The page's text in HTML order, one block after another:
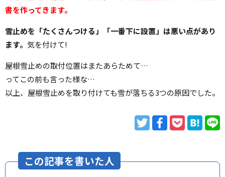
書を作ってきます。
雪止めを「たくさんつける」「一番下に設置」は悪い点があり
ます。 気を付けて!
屋根雪止めの取付位置はまたあらためて…
ってこの前も言った様な…
以上、屋根雪止めを取り付けても雪が落ちる3つの原因でした。
この記事を書いた人